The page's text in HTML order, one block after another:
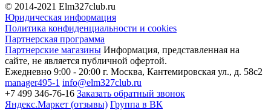
© 2014-2021 Elm327club.ru
Юридическая информация
Политика конфиденциальности и cookies
Партнерская программа
Партнерские магазины Информация, представленная на
сайте, не является публичной офертой.
Ежедневно 9:00 - 20:00 г. Москва, Кантемировская ул., д. 58с2
manager495-1 info@elm327club.ru
+7 499 346-76-16 Заказать обратный звонок
Яндекс.Маркет (отзывы) Группа в ВК